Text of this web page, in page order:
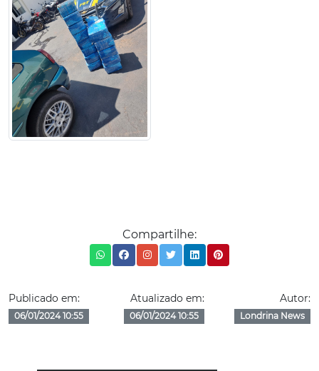
Compartilhe:
Publicado em:
06/01/2024 10:55
Atualizado em:
06/01/2024 10:55
Autor:
Londrina News